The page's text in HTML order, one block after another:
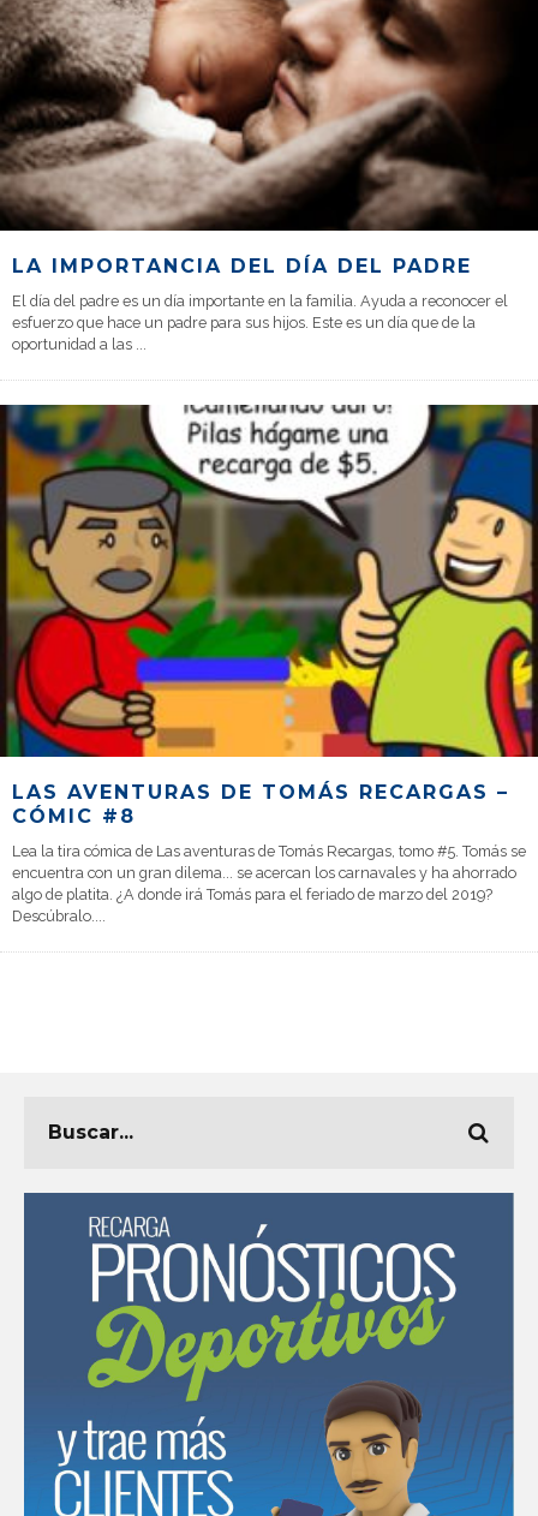
LA IMPORTANCIA DEL DÍA DEL PADRE
El día del padre es un día importante en la familia. Ayuda a reconocer el
esfuerzo que hace un padre para sus hijos. Este es un día que de la
oportunidad a las
LAS AVENTURAS DE TOMÁS RECARGAS –
CÓMIC #8
Lea la tira cómica de Las aventuras de Tomás Recargas, tomo #5. Tomás se
encuentra con un gran dilema... se acercan los carnavales y ha ahorrado
algo de platita. ¿A donde irá Tomás para el feriado de marzo del 2019?
Descúbralo.